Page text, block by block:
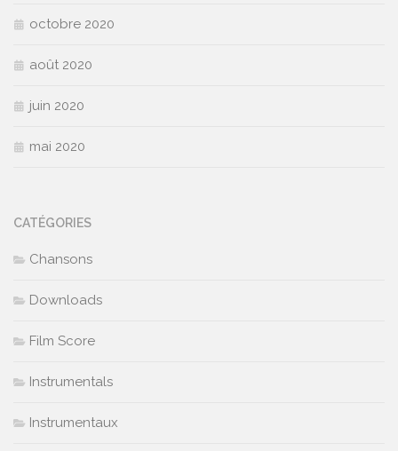
octobre 2020
août 2020
juin 2020
mai 2020
CATÉGORIES
Chansons
Downloads
Film Score
Instrumentals
Instrumentaux